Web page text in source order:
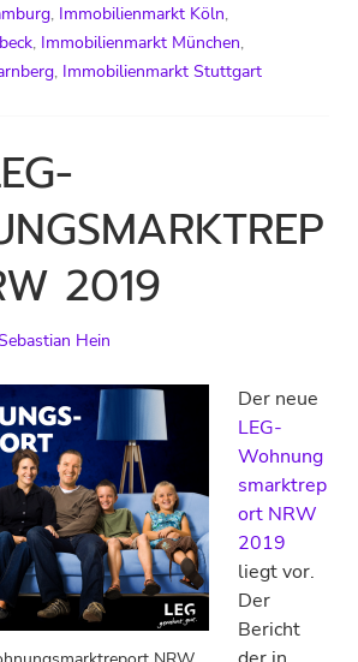
, Immobilienmarkt Köln,
, Immobilienmarkt München,
, Immobilienmarkt Stuttgart
2019
Hein
Der neue
LEG-
Wohnung
smarktrep
ort NRW
2019
liegt vor.
Der
Bericht